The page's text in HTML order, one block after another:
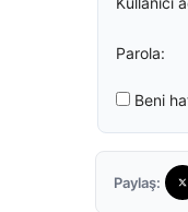
Parola:
Beni
Paylaş: